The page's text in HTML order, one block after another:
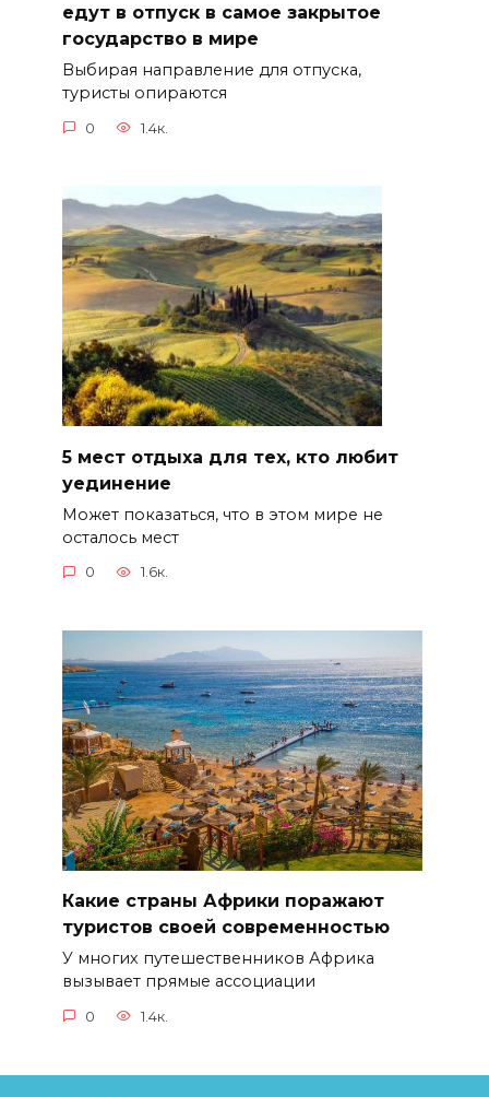
едут в отпуск в самое закрытое
государство в мире
Выбирая направление для отпуска,
туристы опираются
0 1.4к.
5 мест отдыха для тех, кто любит
уединение
Может показаться, что в этом мире не
осталось мест
0 1.6к.
Какие страны Африки поражают
туристов своей современностью
У многих путешественников Африка
вызывает прямые ассоциации
0 1.4к.